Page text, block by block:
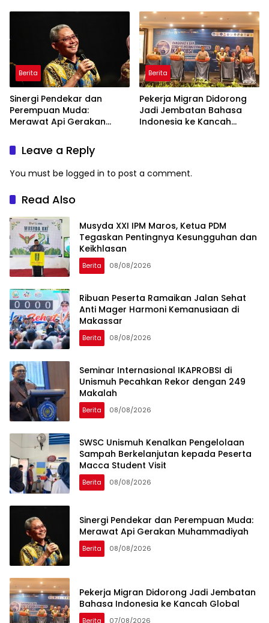
Visit
Berita
Sinergi Pendekar dan
Perempuan Muda:
Merawat Api Gerakan
Berita
Pekerja Migran Didorong
Jadi Jembatan Bahasa
Indonesia ke Kancah
Leave a Reply
You must be logged in to post a comment.
Read Also
Musyda XXI IPM Maros, Ketua PDM
Tegaskan Pentingnya Kesungguhan dan
Keikhlasan
Berita 08/08/2026
Ribuan Peserta Ramaikan Jalan Sehat
Anti Mager Harmoni Kemanusiaan di
Makassar
Berita 08/08/2026
Seminar Internasional IKAPROBSI di
Unismuh Pecahkan Rekor dengan 249
Makalah
Berita 08/08/2026
SWSC Unismuh Kenalkan Pengelolaan
Sampah Berkelanjutan kepada Peserta
Macca Student Visit
Berita 08/08/2026
Sinergi Pendekar dan Perempuan Muda:
Merawat Api Gerakan Muhammadiyah
Berita 08/08/2026
Pekerja Migran Didorong Jadi Jembatan
Bahasa Indonesia ke Kancah Global
Berita 07/08/2026